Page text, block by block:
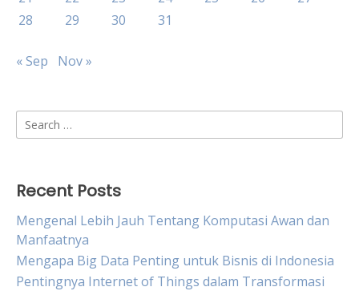
28
29 30 31
« Sep Nov »
Search
for:
Recent Posts
Mengenal Lebih Jauh Tentang Komputasi Awan dan
Manfaatnya
Mengapa Big Data Penting untuk Bisnis di Indonesia
Pentingnya Internet of Things dalam Transformasi